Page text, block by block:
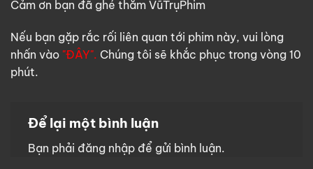
Cảm ơn bạn đã ghé thăm VũTrụPhim
Nếu bạn gặp rắc rối liên quan tới phim này, vui lòng
nhấn vào "ĐÂY". Chúng tôi sẽ khắc phục trong vòng 10
phút.
Để lại một bình luận
Bạn phải đăng nhập để gửi bình luận.